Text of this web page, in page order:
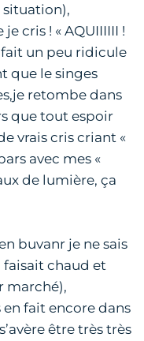
situation),
cris ! « AQUIIIIII !
fait un peu ridicule
que le singes
retombe dans
que tout espoir
vrais cris criant «
avec mes «
de lumière, ça
buvanr je ne sais
faisait chaud et
marché),
fait encore dans
être très très